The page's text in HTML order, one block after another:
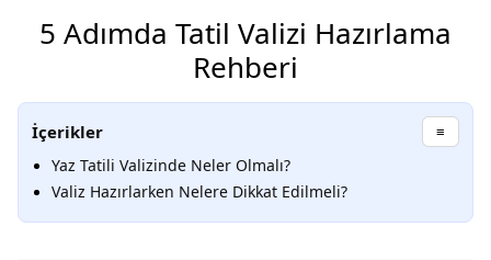
5 Adımda Tatil Valizi Hazırlama
Rehberi
İçerikler ≡
Yaz Tatili Valizinde Neler Olmalı?
Valiz Hazırlarken Nelere Dikkat Edilmeli?